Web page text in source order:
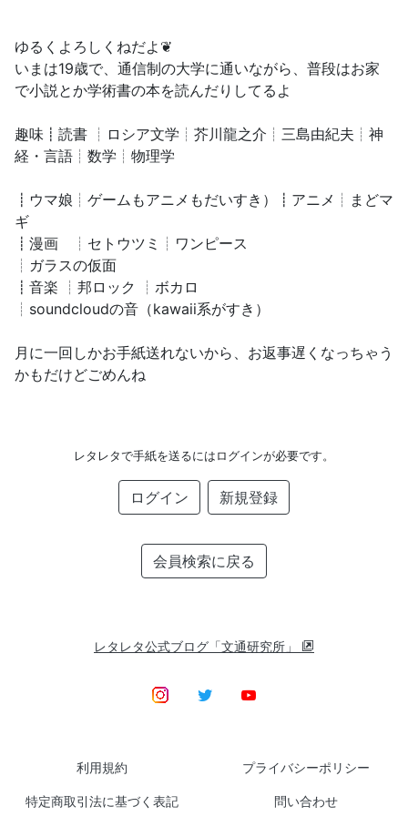
ゆるくよろしくねだよ❦
いまは19歳で、通信制の大学に通いながら、普段はお家
で小説とか学術書の本を読んだりしてるよ
趣味┋読書 ┊ロシア文学┊芥川龍之介┊三島由紀夫┊神
経・言語┊数学┊物理学
┋ウマ娘┊ゲームもアニメもだいすき）┋アニメ┊まどマ
ギ
┋漫画 ┊セトウツミ┊ワンピース
┊ガラスの仮面
┋音楽 ┊邦ロック ┊ボカロ
┊soundcloudの音（kawaii系がすき）
月に一回しかお手紙送れないから、お返事遅くなっちゃう
かもだけどごめんね
レタレタで手紙を送るにはログインが必要です。
ログイン 新規登録
会員検索に戻る
レタレタ公式ブログ「文通研究所」
利用規約 プライバシーポリシー
特定商取引法に基づく表記 問い合わせ